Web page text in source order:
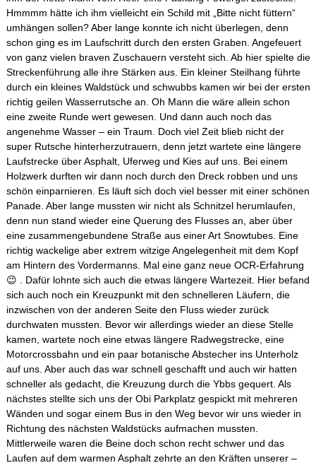
Hmmmm hätte ich ihm vielleicht ein Schild mit „Bitte nicht füttern“
umhängen sollen? Aber lange konnte ich nicht überlegen, denn
schon ging es im Laufschritt durch den ersten Graben. Angefeuert
von ganz vielen braven Zuschauern versteht sich. Ab hier spielte die
Streckenführung alle ihre Stärken aus. Ein kleiner Steilhang führte
durch ein kleines Waldstück und schwubbs kamen wir bei der ersten
richtig geilen Wasserrutsche an. Oh Mann die wäre allein schon
eine zweite Runde wert gewesen. Und dann auch noch das
angenehme Wasser – ein Traum. Doch viel Zeit blieb nicht der
super Rutsche hinterherzutrauern, denn jetzt wartete eine längere
Laufstrecke über Asphalt, Uferweg und Kies auf uns. Bei einem
Holzwerk durften wir dann noch durch den Dreck robben und uns
schön einparnieren. Es läuft sich doch viel besser mit einer schönen
Panade. Aber lange mussten wir nicht als Schnitzel herumlaufen,
denn nun stand wieder eine Querung des Flusses an, aber über
eine zusammengebundene Straße aus einer Art Snowtubes. Eine
richtig wackelige aber extrem witzige Angelegenheit mit dem Kopf
am Hintern des Vordermanns. Mal eine ganz neue OCR-Erfahrung
😉 . Dafür lohnte sich auch die etwas längere Wartezeit. Hier befand
sich auch noch ein Kreuzpunkt mit den schnelleren Läufern, die
inzwischen von der anderen Seite den Fluss wieder zurück
durchwaten mussten. Bevor wir allerdings wieder an diese Stelle
kamen, wartete noch eine etwas längere Radwegstrecke, eine
Motorcrossbahn und ein paar botanische Abstecher ins Unterholz
auf uns. Aber auch das war schnell geschafft und auch wir hatten
schneller als gedacht, die Kreuzung durch die Ybbs gequert. Als
nächstes stellte sich uns der Obi Parkplatz gespickt mit mehreren
Wänden und sogar einem Bus in den Weg bevor wir uns wieder in
Richtung des nächsten Waldstücks aufmachen mussten.
Mittlerweile waren die Beine doch schon recht schwer und das
Laufen auf dem warmen Asphalt zehrte an den Kräften unserer –